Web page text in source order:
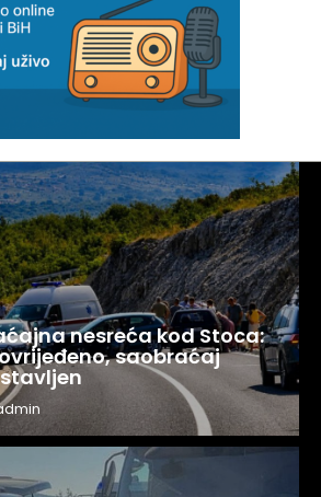
nesreća kod Stoca:
saobraćaj